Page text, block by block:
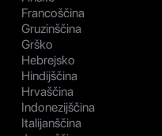
Francoščina
Gruzinščina
Grško
Hebrejsko
Hindijščina
Hrvaščina
Indonezijščina
Italijanščina